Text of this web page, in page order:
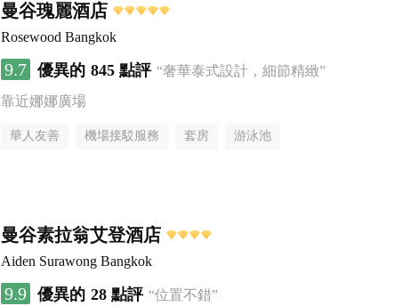
曼谷瑰麗酒店
Rosewood Bangkok
9.7 優異的 845 點評 “奢華泰式設計，細節精緻”
靠近娜娜廣場
華人友善 機場接駁服務 套房 游泳池
曼谷素拉翁艾登酒店
Aiden Surawong Bangkok
9.9 優異的 28 點評 “位置不錯”